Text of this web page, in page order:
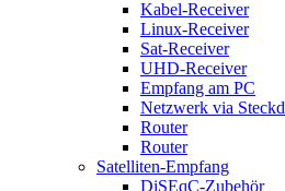
Kabel-Receiver
Linux-Receiver
Sat-Receiver
UHD-Receiver
Empfang am PC
Netzwerk via
Router
Router
Satelliten-Empfang
DiSEqC-Zubehör